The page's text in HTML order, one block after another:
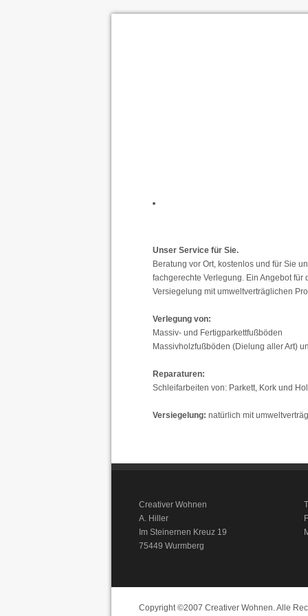
Unser Service für Sie.
Beratung vor Ort, kostenlos und für Sie
fachgerechte Verlegung. Ein Angebot
Versiegelung mit umweltverträglichen
Verlegung von:
Massiv- und Fertigparkettfußböden
Massivholzfußböden (Dielung aller Art)
Reparaturen:
Schleifarbeiten von: Parkett, Kork und
Versiegelung: natürlich mit
Creativer Wohnen
A. Hiller
Im Steinernen Kreuz 19
75449 Wurmberg
Copyright ©2007 Creativer Wohnen. Alle